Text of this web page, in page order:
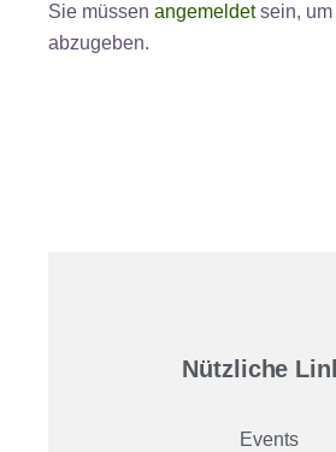
Sie müssenangemeldetsein, um
abzugeben.
Nützliche
Events